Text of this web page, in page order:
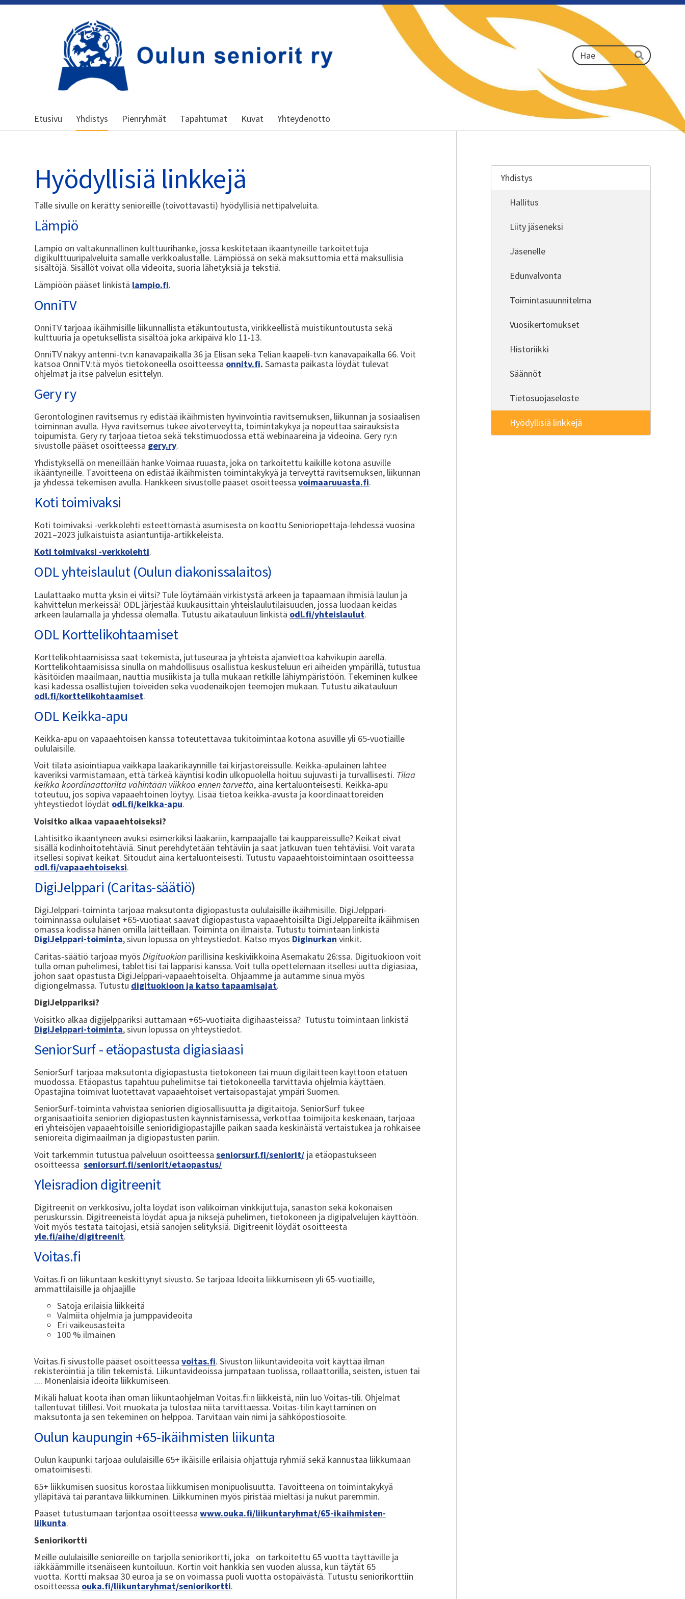
Kansallinen senioriliitto
Haku
Hae
Etusivu Yhdistys Pienryhmät Tapahtumat Kuvat Yhteydenotto
Hyödyllisiä linkkejä
Tälle sivulle on kerätty senioreille (toivottavasti) hyödyllisiä nettipalveluita.
Lämpiö
Lämpiö on valtakunnallinen kulttuurihanke, jossa keskitetään ikääntyneille tarkoitettuja
digikulttuuripalveluita samalle verkkoalustalle. Lämpiössä on sekä maksuttomia että maksullisia
sisältöjä. Sisällöt voivat olla videoita, suoria lähetyksiä ja tekstiä.
Lämpiöön pääset linkistä lampio.fi.
OnniTV
OnniTV tarjoaa ikäihmisille liikunnallista etäkuntoutusta, virikkeellistä muistikuntoutusta sekä
kulttuuria ja opetuksellista sisältöä joka arkipäivä klo 11-13.
OnniTV näkyy antenni-tv:n kanavapaikalla 36 ja Elisan sekä Telian kaapeli-tv:n kanavapaikalla 66. Voit
katsoa OnniTV:tä myös tietokoneella osoitteessa onnitv.fi.Samasta paikasta löydät tulevat
ohjelmat ja itse palvelun esittelyn.
Gery ry
Gerontologinen ravitsemus ry edistää ikäihmisten hyvinvointia ravitsemuksen, liikunnan ja sosiaalisen
toiminnan avulla. Hyvä ravitsemus tukee aivoterveyttä, toimintakykyä ja nopeuttaa sairauksista
toipumista. Gery ry tarjoaa tietoa sekä tekstimuodossa että webinaareina ja videoina. Gery ry:n
sivustolle pääset osoitteessa gery.ry.
Yhdistyksellä on meneillään hanke Voimaa ruuasta, joka on tarkoitettu kaikille kotona asuville
ikääntyneille. Tavoitteena on edistää ikäihmisten toimintakykyä ja terveyttä ravitsemuksen, liikunnan
ja yhdessä tekemisen avulla. Hankkeen sivustolle pääset osoitteessavoimaaruuasta.fi.
Koti toimivaksi
Koti toimivaksi -verkkolehti esteettömästä asumisesta on koottu Senioriopettaja-lehdessä vuosina
2021–2023 julkaistuista asiantuntija-artikkeleista.
Koti toimivaksi -verkkolehti.
ODL yhteislaulut (Oulun diakonissalaitos)
Laulattaako mutta yksin ei viitsi? Tule löytämään virkistystä arkeen ja tapaamaan ihmisiä laulun ja
kahvittelun merkeissä! ODL järjestää kuukausittain yhteislaulutilaisuuden, jossa luodaan keidas
arkeen laulamalla ja yhdessä olemalla. Tutustu aikatauluun linkistä odl.fi/yhteislaulut.
ODL Korttelikohtaamiset
Korttelikohtaamisissa saat tekemistä, juttuseuraa ja yhteistä ajanviettoa kahvikupin äärellä.
Korttelikohtaamisissa sinulla on mahdollisuus osallistua keskusteluun eri aiheiden ympärillä, tutustua
käsitöiden maailmaan, nauttia musiikista ja tulla mukaan retkille lähiympäristöön. Tekeminen kulkee
käsi kädessä osallistujien toiveiden sekä vuodenaikojen teemojen mukaan. Tutustu aikatauluun
odl.fi/korttelikohtaamiset.
ODL Keikka-apu
Keikka-apu on vapaaehtoisen kanssa toteutettavaa tukitoimintaa kotona asuville yli 65-vuotiaille
oululaisille.
Voit tilata asiointiapua vaikkapa lääkärikäynnille tai kirjastoreissulle. Keikka-apulainen lähtee
kaveriksi varmistamaan, että tärkeä käyntisi kodin ulkopuolella hoituu sujuvasti ja turvallisesti. Tilaa
keikka koordinaattorilta vähintään viikkoa ennen tarvetta, aina kertaluonteisesti. Keikka-apu
toteutuu, jos sopiva vapaaehtoinen löytyy. Lisää tietoa keikka-avusta ja koordinaattoreiden
yhteystiedot löydät odl.fi/keikka-apu.
Voisitko alkaa vapaaehtoiseksi?
Lähtisitkö ikääntyneen avuksi esimerkiksi lääkäriin, kampaajalle tai kauppareissulle? Keikat eivät
sisällä kodinhoitotehtäviä. Sinut perehdytetään tehtäviin ja saat jatkuvan tuen tehtäviisi. Voit varata
itsellesi sopivat keikat. Sitoudut aina kertaluonteisesti. Tutustu vapaaehtoistoimintaan osoitteessa
odl.fi/vapaaehtoiseksi.
DigiJelppari (Caritas-säätiö)
DigiJelppari-toiminta tarjoaa maksutonta digiopastusta oululaisille ikäihmisille. DigiJelppari-
toiminnassa oululaiset +65-vuotiaat saavat digiopastusta vapaaehtoisilta DigiJelppareilta ikäihmisen
omassa kodissa hänen omilla laitteillaan. Toiminta on ilmaista. Tutustu toimintaan linkistä
DigiJelppari-toiminta, sivun lopussa on yhteystiedot. Katso myös Diginurkan vinkit.
Caritas-säätiö tarjoaa myösDigituokion parillisina keskiviikkoina Asemakatu 26:ssa. Digituokioon voit
tulla oman puhelimesi, tablettisi tai läppärisi kanssa. Voit tulla opettelemaan itsellesi uutta digiasiaa,
johon saat opastusta DigiJelppari-vapaaehtoiselta. Ohjaamme ja autamme sinua myös
digiongelmassa. Tutustu digituokioon ja katso tapaamisajat.
DigiJelppariksi?
Voisitko alkaa digijelppariksi auttamaan +65-vuotiaita digihaasteissa? Tutustu toimintaan linkistä
DigiJelppari-toiminta, sivun lopussa on yhteystiedot.
SeniorSurf - etäopastusta digiasiaasi
SeniorSurf tarjoaa maksutonta digiopastusta tietokoneen tai muun digilaitteen käyttöön etätuen
muodossa. Etäopastus tapahtuu puhelimitse tai tietokoneella tarvittavia ohjelmia käyttäen.
Opastajina toimivat luotettavat vapaaehtoiset vertaisopastajat ympäri Suomen.
SeniorSurf-toiminta vahvistaa seniorien digiosallisuutta ja digitaitoja. SeniorSurf tukee
organisaatioita seniorien digiopastusten käynnistämisessä, verkottaa toimijoita keskenään, tarjoaa
eri yhteisöjen vapaaehtoisille senioridigiopastajille paikan saada keskinäistä vertaistukea ja rohkaisee
senioreita digimaailman ja digiopastusten pariin.
Voit tarkemmin tutustua palveluun osoitteessaseniorsurf.fi/seniorit/ ja etäopastukseen
osoitteessaseniorsurf.fi/seniorit/etaopastus/
Yleisradion digitreenit
Digitreenit on verkkosivu, jolta löydät ison valikoiman vinkkijuttuja, sanaston sekä kokonaisen
peruskurssin. Digitreeneistä löydät apua ja niksejä puhelimen, tietokoneen ja digipalvelujen käyttöön.
Voit myös testata taitojasi, etsiä sanojen selityksiä. Digitreenit löydät osoitteesta
yle.fi/aihe/digitreenit.
Voitas.fi
Voitas.fi on liikuntaan keskittynyt sivusto. Se tarjoaa Ideoita liikkumiseen yli 65-vuotiaille,
ammattilaisille ja ohjaajille
Satoja erilaisia liikkeitä
Valmiita ohjelmia ja jumppavideoita
Eri vaikeusasteita
100 % ilmainen
Voitas.fi sivustolle pääset osoitteessavoitas.fi. Sivuston liikuntavideoita voit käyttää ilman
rekisteröintiä ja tilin tekemistä. Liikuntavideoissa jumpataan tuolissa, rollaattorilla, seisten, istuen tai
.... Monenlaisia ideoita liikkumiseen.
Mikäli haluat koota ihan oman liikuntaohjelman Voitas.fi:n liikkeistä, niin luo Voitas-tili. Ohjelmat
tallentuvat tilillesi. Voit muokata ja tulostaa niitä tarvittaessa. Voitas-tilin käyttäminen on
maksutonta ja sen tekeminen on helppoa. Tarvitaan vain nimi ja sähköpostiosoite.
Oulun kaupungin +65-ikäihmisten liikunta
Oulun kaupunki tarjoaa oululaisille 65+ ikäisille erilaisia ohjattuja ryhmiä sekä kannustaa liikkumaan
omatoimisesti.
65+ liikkumisen suositus korostaa liikkumisen monipuolisuutta. Tavoitteena on toimintakykyä
ylläpitävä tai parantava liikkuminen. Liikkuminen myös piristää mieltäsi ja nukut paremmin.
Pääset tutustumaan tarjontaa osoitteessawww.ouka.fi/liikuntaryhmat/65-ikaihmisten-
liikunta.
Seniorikortti
Meille oululaisille senioreille on tarjolla seniorikortti, joka on tarkoitettu 65 vuotta täyttäville ja
iäkkäämmille itsenäiseen kuntoiluun. Kortin voit hankkia sen vuoden alussa, kun täytät 65
vuotta. Kortti maksaa 30 euroa ja se on voimassa puoli vuotta ostopäivästä. Tutustu seniorikorttiin
osoitteessa ouka.fi/liikuntaryhmat/seniorikortti.
Yhdistys
Hallitus
Liity jäseneksi
Jäsenelle
Edunvalvonta
Toimintasuunnitelma
Vuosikertomukset
Historiikki
Säännöt
Tietosuojaseloste
Hyödyllisiä linkkejä